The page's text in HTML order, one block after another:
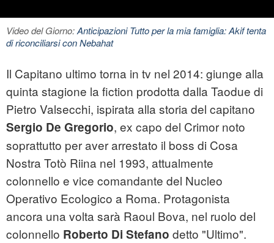
Video del Giorno:Anticipazioni Tutto per la mia famiglia: Akif tenta
di riconciliarsi con Nebahat
Il Capitano ultimo torna in tv nel 2014: giunge alla
quinta stagione la fiction prodotta dalla Taodue di
Pietro Valsecchi, ispirata alla storia del capitano
Sergio De Gregorio, ex capo del Crimor noto
soprattutto per aver arrestato il boss di Cosa
Nostra Totò Riina nel 1993, attualmente
colonnello e vice comandante del Nucleo
Operativo Ecologico a Roma. Protagonista
ancora una volta sarà Raoul Bova, nel ruolo del
colonnello Roberto Di Stefano detto "Ultimo".